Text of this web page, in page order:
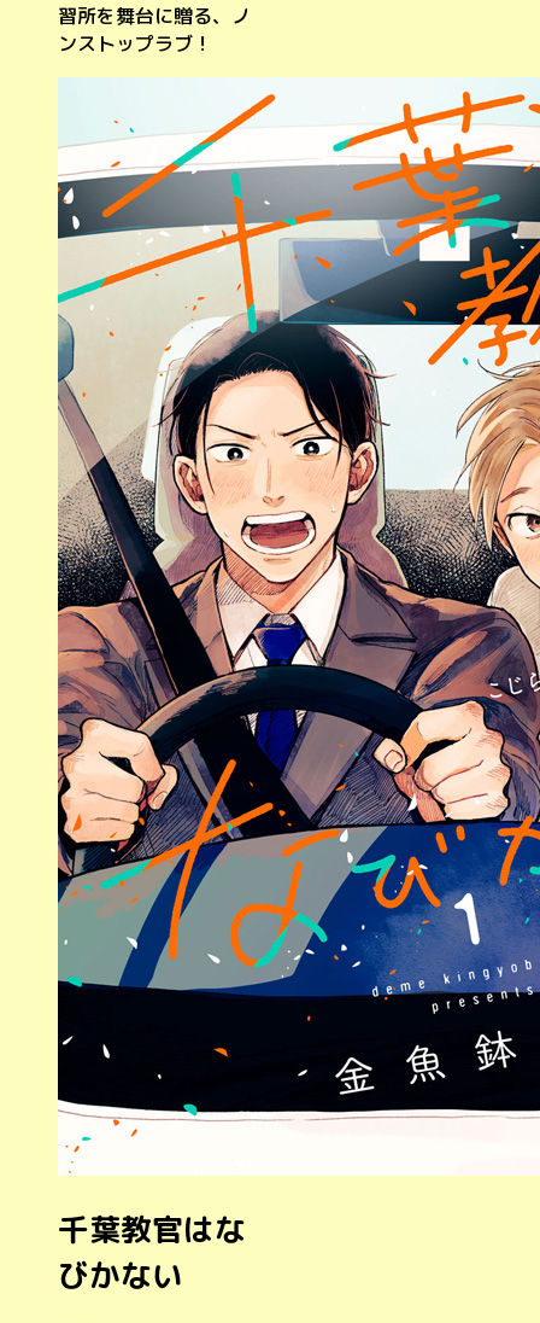
習所を舞台に贈る、ノ
ンストップラブ！
千葉教官はな
びかない